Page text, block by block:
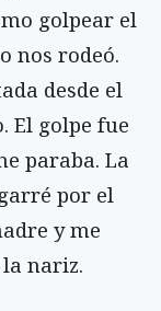
golpear el
nos rodeó.
desde el
El golpe fue
paraba. La
por el
y me
nariz.